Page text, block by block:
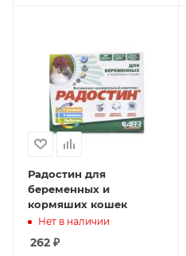
Радостин для
беременных и
кормяших кошек
Нет в наличии
262 ₽